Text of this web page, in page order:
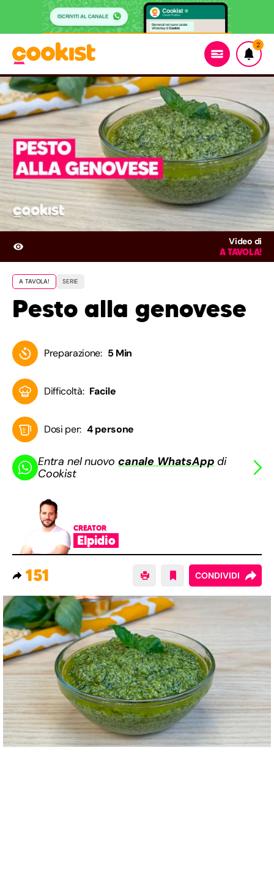
2
Video di
A TAVOLA!
A TAVOLA! SERIE
Pesto alla genovese
Preparazione: 5 Min
Difficoltà: Facile
Dosi per: 4 persone
Entra nel nuovocanale WhatsApp di
Cookist
CREATOR
Elpidio
151 CONDIVIDI